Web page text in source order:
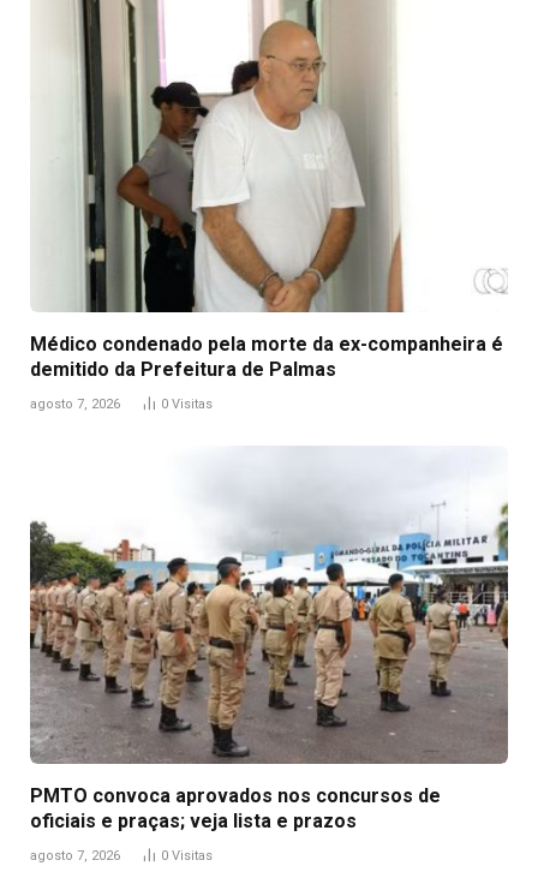
Médico condenado pela morte da ex-companheira é
demitido da Prefeitura de Palmas
agosto 7, 2026 0 Visitas
PMTO convoca aprovados nos concursos de
oficiais e praças; veja lista e prazos
agosto 7, 2026 0 Visitas